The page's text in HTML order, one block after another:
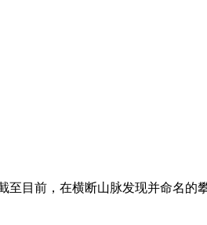
目前，在横断山脉发现并命名